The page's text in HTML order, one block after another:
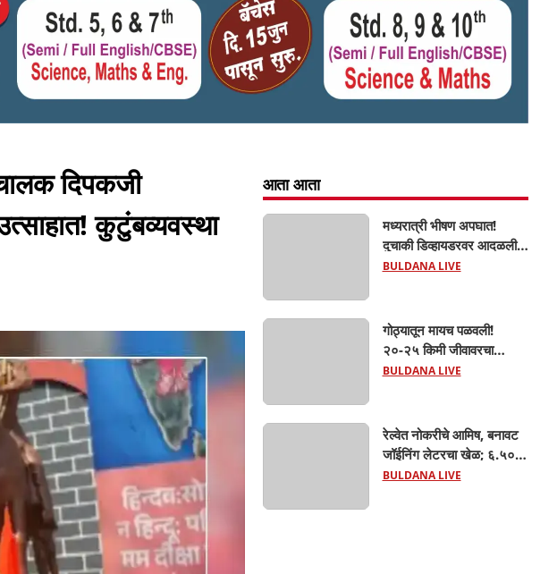
दिपकजी
कुटुंबव्यवस्था
आता आता
मध्यरात्री भीषण अपघात!
दुचाकी डिव्हायडरवर आदळली;
हिंगणा शिवारातील ५५ वर्षीय
घाला; रात्री घरी परतताना
घडली दुर्दैवी घटना
BULDANA LIVE
गोठ्यातून मायच पळवली!
२०-२५ किमी जीवावरचा
पाठलाग; खामगाव ग्रामीण
पसार!
BULDANA LIVE
रेल्वेत नोकरीचे आमिष, बनावट
जॉईनिंग लेटरचा खेळ; ६.५०
लाखांचा गंडा! एसपींच्या
BULDANA LIVE